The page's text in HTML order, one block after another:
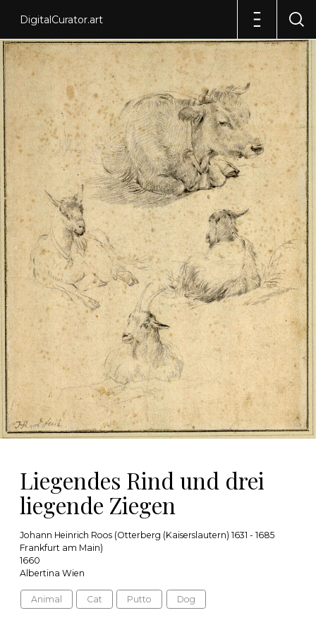
DigitalCurator.art
Liegendes Rind und drei
liegende Ziegen
Johann Heinrich Roos (Otterberg (Kaiserslautern) 1631 - 1685
Frankfurt am Main)
1660
Albertina Wien
Animal Cat Putto Dog